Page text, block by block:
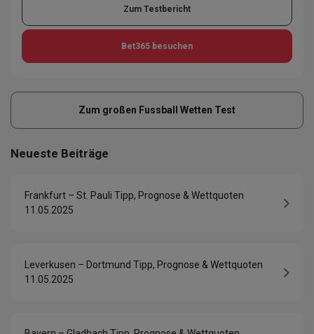
Zum Testbericht
Bet365 besuchen
Zum großen Fussball Wetten Test
Neueste Beiträge
Frankfurt – St. Pauli Tipp, Prognose & Wettquoten
11.05.2025
Leverkusen – Dortmund Tipp, Prognose & Wettquoten
11.05.2025